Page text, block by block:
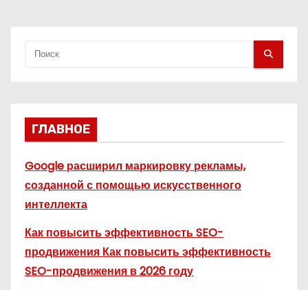
ГЛАВНОЕ
Google расширил маркировку рекламы,
созданной с помощью искусственного
интеллекта
Как повысить эффективность SEO-
продвижения Как повысить эффективность
SEO-продвижения в 2026 году